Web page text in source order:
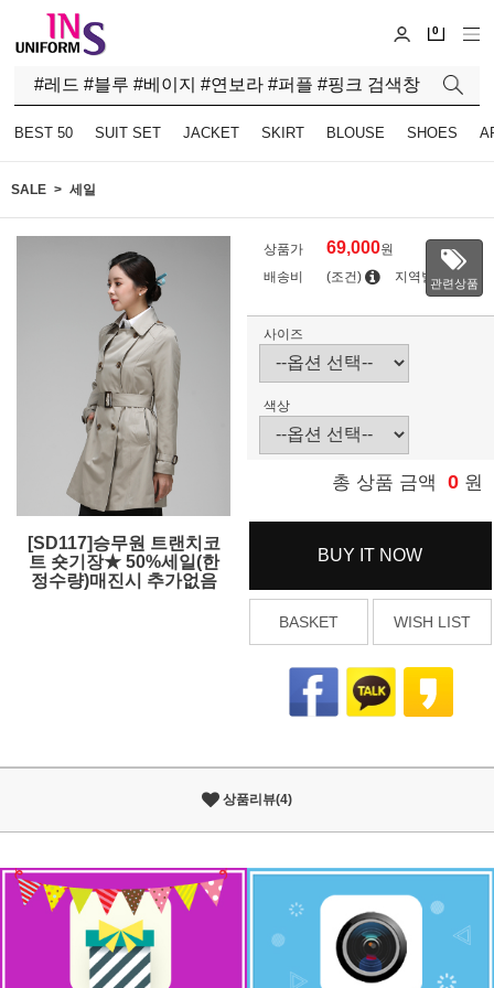
0
BEST 50 SUIT SET JACKET SKIRT BLOUSE SHOES
SALE 세일
[SD117]승무원 트랜치코
트 숏기장★ 50%세일(한
정수량)매진시 추가없음
상품가 69,000원
배송비
(조건) 지역별관련상품
사이즈
색상
총 상품 금액 0 원
BUY IT NOW
BASKET WISH LIST
상품리뷰(4)